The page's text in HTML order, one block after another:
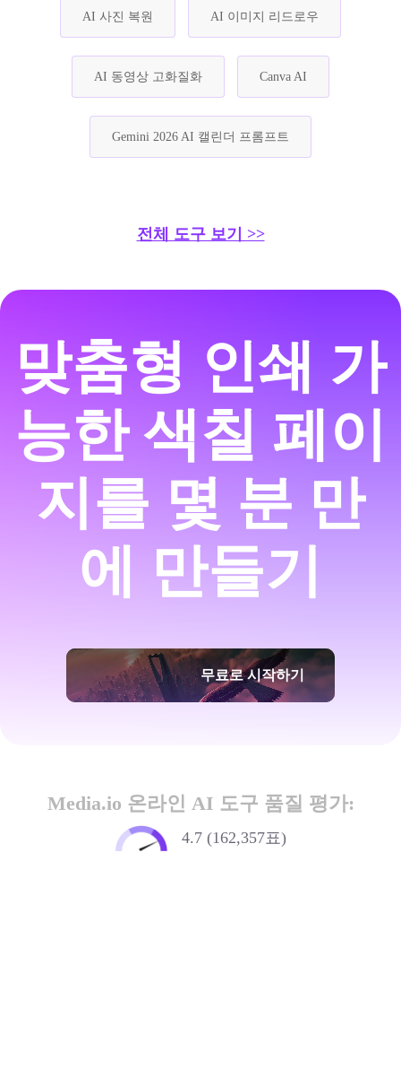
AI 사진 복원 AI 이미지 리드로우
AI 동영상 고화질화 Canva AI
Gemini 2026 AI 캘린더 프롬프트
전체 도구 보기 >>
맞춤형 인쇄 가
능한 색칠 페이
지를 몇 분 만
에 만들기
무료로 시작하기
Media.io 온라인 AI 도구 품질 평가:
4.7 (162,357표)